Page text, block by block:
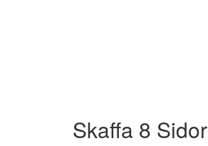
Skaffa 8 Sidor